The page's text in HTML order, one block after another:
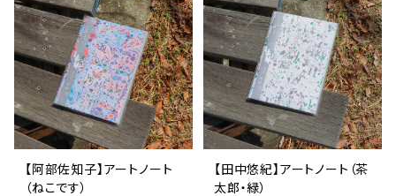
【阿部佐知子】アートノート
（ねこです）
【田中悠紀】アートノート（茶
太郎・緑）